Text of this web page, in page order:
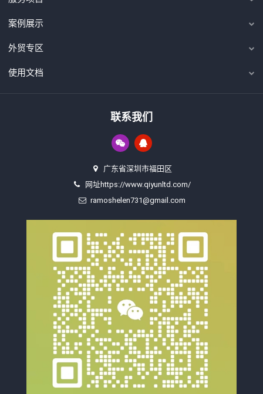
案例展示
外贸专区
使用文档
联系我们
广东省深圳市福田区
网址https://www.qiyunltd.com/
ramoshelen731@gmail.com